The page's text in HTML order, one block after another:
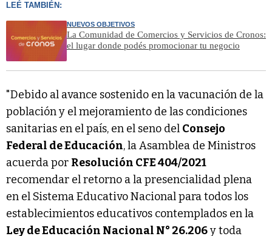
LEÉ TAMBIÉN:
NUEVOS OBJETIVOS
La Comunidad de Comercios y Servicios de Cronos:
el lugar donde podés promocionar tu negocio
"Debido al avance sostenido en la vacunación de la
población y el mejoramiento de las condiciones
sanitarias en el país, en el seno del Consejo
Federal de Educación, la Asamblea de Ministros
acuerda por Resolución CFE 404/2021
recomendar el retorno a la presencialidad plena
en el Sistema Educativo Nacional para todos los
establecimientos educativos contemplados en la
Ley de Educación Nacional N° 26.206y toda